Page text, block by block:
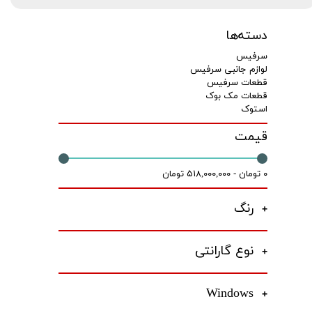
دسته‌ها
سرفیس
لوازم جانبی سرفیس
قطعات سرفیس
قطعات مک بوک
استوک
قیمت
۰ تومان - ۵۱۸,۰۰۰,۰۰۰ تومان
رنگ
نوع گارانتی
Windows